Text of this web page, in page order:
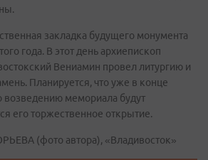
закладка будущего монумента
года. В этот день архиепископ
Вениамин провел литургию и
Планируется, что уже в конце
возведению мемориала будут
его торжественное открытие.
(фото автора), «Владивосток»